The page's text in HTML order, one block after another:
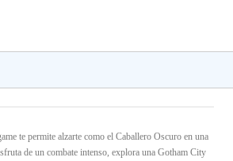
te permite alzarte como el Caballero Oscuro en una
de un combate intenso, explora una Gotham City